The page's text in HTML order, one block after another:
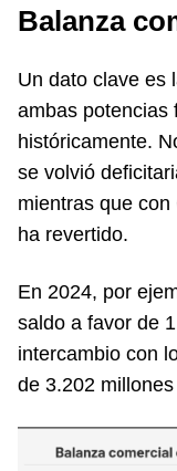
Balanza
Un dato clave es
ambas potencias
históricamente.
se volvió
mientras que
ha revertido.
En 2024, por
saldo a favor de
intercambio con
de 3.202